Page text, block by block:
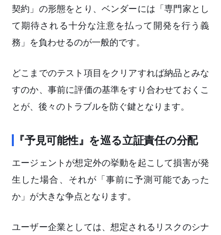
契約」の形態をとり、ベンダーには「専門家とし
て期待される十分な注意を払って開発を行う義
務」を負わせるのが一般的です。
どこまでのテスト項目をクリアすれば納品とみな
すのか、事前に評価の基準をすり合わせておくこ
とが、後々のトラブルを防ぐ鍵となります。
『予見可能性』を巡る立証責任の分配
エージェントが想定外の挙動を起こして損害が発
生した場合、それが「事前に予測可能であった
か」が大きな争点となります。
ユーザー企業としては、想定されるリスクのシナ